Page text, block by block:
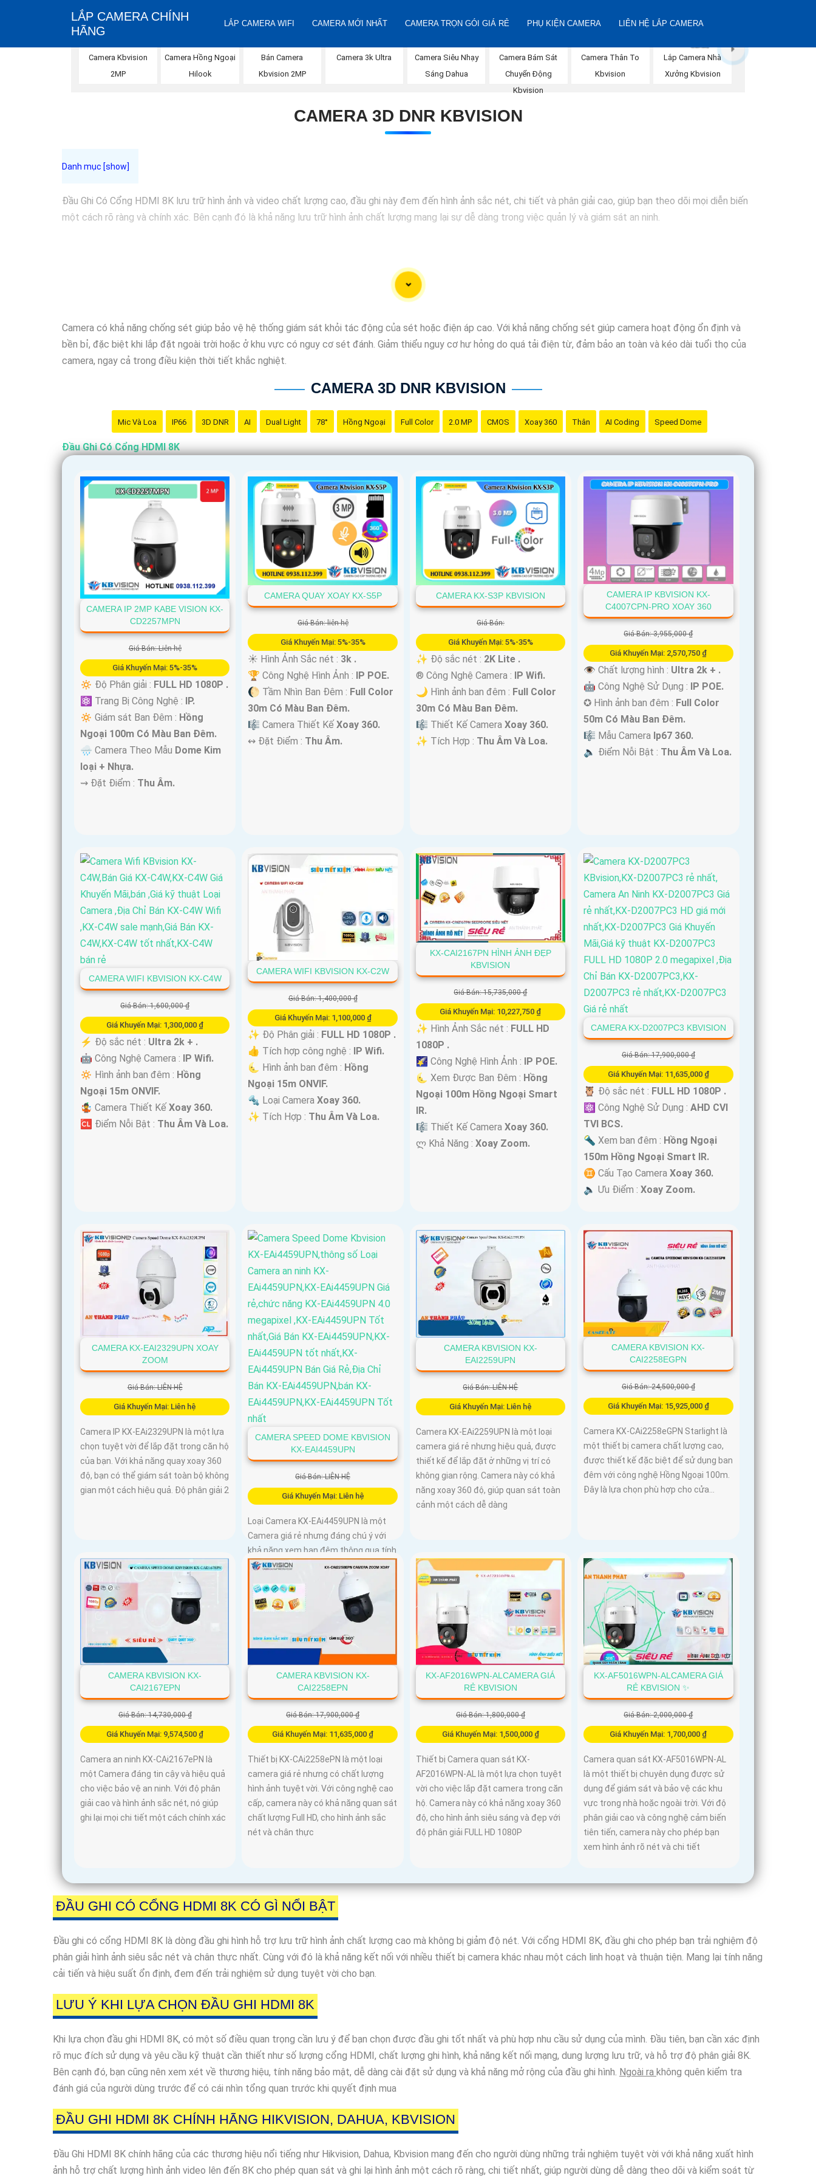
LẮP CAMERA CHÍNH
HÃNG
LẮP CAMERA WIFI CAMERA MỚI NHẤT CAMERA TRỌN GÓI GIÁ RẺ PHỤ KIỆN CAMERA LIÊN HỆ LẮP CAMERA
Camera Kbvision
2MP
Camera Hồng Ngoại
Hilook
Bán Camera
Kbvision 2MP
Camera 3k Ultra
Camera Siêu Nhạy
Sáng Dahua
Camera Bám Sát
Chuyển Động
Kbvision
Camera Thân To
Kbvision
Lắp Camera Nhà
Xưởng Kbvision
CAMERA 3D DNR KBVISION
Đầu Ghi Có Cổng HDMI 8K lưu trữ hình ảnh và video chất lượng cao, đầu ghi này đem đến hình ảnh sắc nét, chi tiết và phân giải cao, giúp bạn theo dõi mọi diễn biến
một cách rõ ràng và chính xác. Bên cạnh đó là khả năng lưu trữ hình ảnh chất lượng mang lại sự dễ dàng trong việc quản lý và giám sát an ninh.
Camera có khả năng chống sét giúp bảo vệ hệ thống giám sát khỏi tác động của sét hoặc điện áp cao. Với khả năng chống sét giúp camera hoạt động ổn định và
bền bỉ, đặc biệt khi lắp đặt ngoài trời hoặc ở khu vực có nguy cơ sét đánh. Giảm thiểu nguy cơ hư hỏng do quá tải điện từ, đảm bảo an toàn và kéo dài tuổi thọ của
camera, ngay cả trong điều kiện thời tiết khắc nghiệt.
CAMERA 3D DNR KBVISION
Mic Và Loa IP66 3D DNR AI Dual Light 78° Hồng Ngoại Full Color 2.0 MP CMOS Xoay 360 Thân AI Coding Speed Dome
Đầu Ghi Có Cổng HDMI 8K
CAMERA IP 2MP KABE VISION KX-
CD2257MPN
Giá Bán: Liên hệ
Giá Khuyến Mại: 5%-35%
🔅 Độ Phân giải : FULL HD 1080P .
⚛️ Trang Bị Công Nghệ : IP.
🔅 Giám sát Ban Đêm : Hồng
Ngoại 100m Có Màu Ban Ðêm.
🌧️ Camera Theo Mẫu Dome Kim
loại + Nhựa.
️⇝ Đặt Điểm : Thu Âm.
CAMERA QUAY XOAY KX-S5P
Giá Bán: liên hệ
Giá Khuyến Mại: 5%-35%
☀️ Hình Ảnh Sắc nét : 3k .
🏆 Công Nghệ Hình Ảnh : IP POE.
🌔 Tầm Nhìn Ban Đêm : Full Color
30m Có Màu Ban Ðêm.
🎼️ Camera Thiết KếXoay 360.
️↭ Đặt Điểm : Thu Âm.
CAMERA KX-S3P KBVISION
Giá Bán:
Giá Khuyến Mại: 5%-35%
✨ Độ sắc nét : 2K Lite .
®️ Công Nghệ Camera : IP Wifi.
🌙 Hình ảnh ban đêm : Full Color
30m Có Màu Ban Ðêm.
🎼️ Thiết Kế Camera Xoay 360.
️✨ Tích Hợp : Thu Âm Và Loa.
CAMERA IP KBVISION KX-
C4007CPN-PRO XOAY 360
Giá Bán: 3,955,000 ₫
Giá Khuyến Mại: 2,570,750 ₫
👁 Chất lượng hình : Ultra 2k + .
🤖️ Công Nghệ Sử Dụng : IP POE.
✪ Hình ảnh ban đêm : Full Color
50m Có Màu Ban Ðêm.
🎼️ Mẫu Camera Ip67 360.
️🔈 Điểm Nỗi Bật : Thu Âm Và Loa.
CAMERA WIFI KBVISION KX-C4W
Giá Bán: 1,600,000 ₫
Giá Khuyến Mại: 1,300,000 ₫
️⚡ Độ sắc nét : Ultra 2k + .
🤖️ Công Nghệ Camera : IP Wifi.
🔅 Hình ảnh ban đêm : Hồng
Ngoại 15m ONVIF.
🤹 Camera Thiết Kế Xoay 360.
️🆑 Điểm Nỗi Bật : Thu Âm Và Loa.
CAMERA WIFI KBVISION KX-C2W
Giá Bán: 1,400,000 ₫
Giá Khuyến Mại: 1,100,000 ₫
✨ Độ Phân giải : FULL HD 1080P .
👍 Tích hợp công nghệ : IP Wifi.
🌜 Hình ảnh ban đêm : Hồng
Ngoại 15m ONVIF.
🔩 Loại CameraXoay 360.
️✨ Tích Hợp : Thu Âm Và Loa.
KX-CAI2167PN HÌNH ẢNH ĐẸP
KBVISION
Giá Bán: 15,735,000 ₫
Giá Khuyến Mại: 10,227,750 ₫
✨ Hình Ảnh Sắc nét : FULL HD
1080P .
🌠 Công Nghệ Hình Ảnh :
IP POE.
🌜 Xem Được Ban Đêm : Hồng
Ngoại 100m Hồng Ngoại Smart
IR.
🎼️ Thiết Kế Camera Xoay 360.
️ლ Khả Năng : Xoay Zoom.
CAMERA KX-D2007PC3 KBVISION
Giá Bán: 17,900,000 ₫
Giá Khuyến Mại: 11,635,000 ₫
🦉 Độ sắc nét : FULL HD 1080P .
⚛️ Công Nghệ Sử Dụng :AHD CVI
TVI BCS.
🔦 Xem ban đêm : Hồng Ngoại
150m Hồng Ngoại Smart IR.
♊ Cấu Tạo CameraXoay 360.
️🔈 Ưu Điểm :Xoay Zoom.
CAMERA KX-EAI2329UPN XOAY
ZOOM
Giá Bán: LIÊN HỆ
Giá Khuyến Mại: Liên hệ
Camera IP KX-EAi2329UPN là một lựa
chọn tuyệt vời để lắp đặt trong căn hộ
của bạn. Với khả năng quay xoay 360
độ, bạn có thể giám sát toàn bộ không
gian một cách hiệu quả. Độ phân giải 2
CAMERA SPEED DOME KBVISION
KX-EAI4459UPN
Giá Bán: LIÊN HỆ
Giá Khuyến Mại: Liên hệ
Loại Camera KX-EAi4459UPN là một
Camera giá rẻ nhưng đáng chú ý với
khả năng xem ban đêm thông qua tính
năng hồng ngoại siêu xa. Chất lượng
hình ảnh sắt nét lên đến 4
CAMERA KBVISION KX-
EAI2259UPN
Giá Bán: LIÊN HỆ
Giá Khuyến Mại: Liên hệ
Camera KX-EAi2259UPN là một loại
camera giá rẻ nhưng hiệu quả, được
thiết kế để lắp đặt ở những vị trí có
không gian rộng. Camera này có khả
năng xoay 360 độ, giúp quan sát toàn
cảnh một cách dễ dàng
CAMERA KBVISION KX-
CAI2258EGPN
Giá Bán: 24,500,000 ₫
Giá Khuyến Mại: 15,925,000 ₫
Camera KX-CAi2258eGPN Starlight là
một thiết bị camera chất lượng cao,
được thiết kế đặc biệt để sử dụng ban
đêm với công nghệ Hồng Ngoại 100m.
Đây là lựa chọn phù hợp cho cửa...
CAMERA KBVISION KX-
CAI2167EPN
Giá Bán: 14,730,000 ₫
Giá Khuyến Mại: 9,574,500 ₫
Camera an ninh KX-CAi2167ePN là
một Camera đáng tin cậy và hiệu quả
cho việc bảo vệ an ninh. Với độ phân
giải cao và hình ảnh sắc nét, nó giúp
ghi lại mọi chi tiết một cách chính xác
CAMERA KBVISION KX-
CAI2258EPN
Giá Bán: 17,900,000 ₫
Giá Khuyến Mại: 11,635,000 ₫
Thiết bị KX-CAi2258ePN là một loại
camera giá rẻ nhưng có chất lượng
hình ảnh tuyệt vời. Với công nghệ cao
cấp, camera này có khả năng quan sát
chất lượng Full HD, cho hình ảnh sắc
nét và chân thực
KX-AF2016WPN-ALCAMERA GIÁ
RẺ KBVISION
Giá Bán: 1,800,000 ₫
Giá Khuyến Mại: 1,500,000 ₫
Thiết bị Camera quan sát KX-
AF2016WPN-AL là một lựa chọn tuyệt
vời cho việc lắp đặt camera trong căn
hộ. Camera này có khả năng xoay 360
độ, cho hình ảnh siêu sáng và đẹp với
độ phân giải FULL HD 1080P
KX-AF5016WPN-ALCAMERA GIÁ
RẺ KBVISION ✨
Giá Bán: 2,000,000 ₫
Giá Khuyến Mại: 1,700,000 ₫
Camera quan sát KX-AF5016WPN-AL
là một thiết bị chuyên dụng được sử
dụng để giám sát và bảo vệ các khu
vực trong nhà hoặc ngoài trời. Với độ
phân giải cao và công nghệ cảm biến
tiên tiến, camera này cho phép bạn
xem hình ảnh rõ nét và chi tiết
ĐẦU GHI CÓ CỔNG HDMI 8K CÓ GÌ NỔI BẬT
Đầu ghi có cổng HDMI 8K là dòng đầu ghi hình hỗ trợ lưu trữ hình ảnh chất lượng cao mà không bị giảm độ nét. Với cổng HDMI 8K, đầu ghi cho phép bạn trải nghiệm độ
phân giải hình ảnh siêu sắc nét và chân thực nhất. Cùng với đó là khả năng kết nối với nhiều thiết bị camera khác nhau một cách linh hoạt và thuận tiện. Mang lại tính năng
cải tiến và hiệu suất ổn định, đem đến trải nghiệm sử dụng tuyệt vời cho bạn.
LƯU Ý KHI LỰA CHỌN ĐẦU GHI HDMI 8K
Khi lựa chọn đầu ghi HDMI 8K, có một số điều quan trọng cần lưu ý để bạn chọn được đầu ghi tốt nhất và phù hợp nhu cầu sử dụng của mình. Đầu tiên, bạn cần xác định
rõ mục đích sử dụng và yêu cầu kỹ thuật cần thiết như số lượng cổng HDMI, chất lượng ghi hình, khả năng kết nối mạng, dung lượng lưu trữ, và hỗ trợ độ phân giải 8K.
Bên cạnh đó, bạn cũng nên xem xét về thương hiệu, tính năng bảo mật, dễ dàng cài đặt sử dụng và khả năng mở rộng của đầu ghi hình. Ngoài ra không quên kiểm tra
đánh giá của người dùng trước để có cái nhìn tổng quan trước khi quyết định mua
ĐẦU GHI HDMI 8K CHÍNH HÃNG HIKVISION, DAHUA, KBVISION
Đầu Ghi HDMI 8K chính hãng của các thương hiệu nổi tiếng như Hikvision, Dahua, Kbvision mang đến cho người dùng những trải nghiệm tuyệt vời với khả năng xuất hình
ảnh hỗ trợ chất lượng hình ảnh video lên đến 8K cho phép quan sát và ghi lại hình ảnh một cách rõ ràng, chi tiết nhất, giúp người dùng dễ dàng theo dõi và kiểm soát từ